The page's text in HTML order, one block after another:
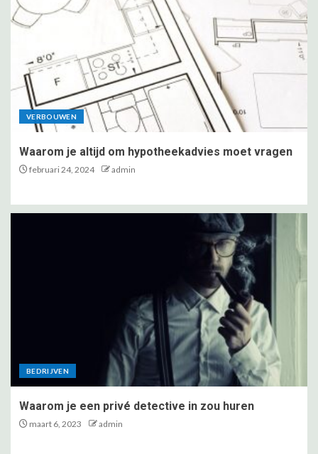
VERBOUWEN
Waarom je altijd om hypotheekadvies moet vragen
februari 24, 2024 admin
BEDRIJVEN
Waarom je een privé detective in zou huren
maart 6, 2023 admin